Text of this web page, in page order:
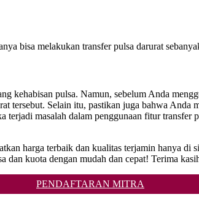
bisa melakukan transfer pulsa darurat
kehabisan pulsa. Namun, sebelum Anda
tersebut. Selain itu, pastikan juga bahwa
masalah dalam penggunaan fitur
harga terbaik dan kualitas terjamin
dan kuota dengan mudah dan cepat! Terima
PENDAFTARAN MITRA